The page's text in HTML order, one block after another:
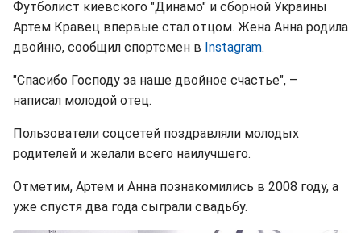
Футболист киевского "Динамо" и сборной Украины
Артем Кравец впервые стал отцом. Жена Анна родила
двойню, сообщил спортсмен в Instagram.
"Спасибо Господу за наше двойное счастье", –
написал молодой отец.
Пользователи соцсетей поздравляли молодых
родителей и желали всего наилучшего.
Отметим, Артем и Анна познакомились в 2008 году, а
уже спустя два года сыграли свадьбу.